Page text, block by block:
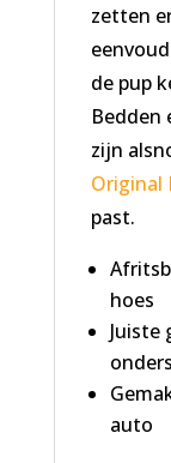
zetten
de pup
Bedden
zijn
Original
past.
hoes
Juiste
auto